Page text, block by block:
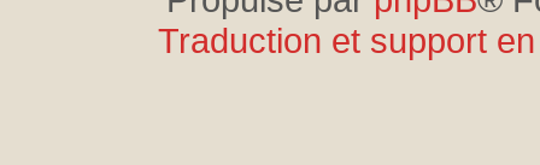
Traduction et support